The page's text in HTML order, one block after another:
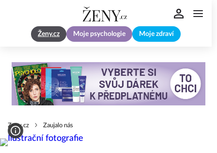
Ženy.cz Moje psychologie Moje zdraví
Zeny.cz Zaujalo nás